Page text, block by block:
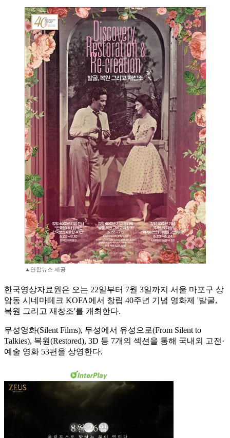
▲연합뉴스 제공
한국영상자료원은 오는 22일부터 7월 3일까지 서울 마포구 상
암동 시네마테크 KOFA에서 창립 40주년 기념 영화제 '발굴,
복원 그리고 재창조'를 개최한다.
무성영화(Silent Films), 무성에서 유성으로(From Silent to
Talkies), 복원(Restored), 3D 등 7개의 섹션을 통해 국내외 고전·
예술 영화 53편을 상영한다.